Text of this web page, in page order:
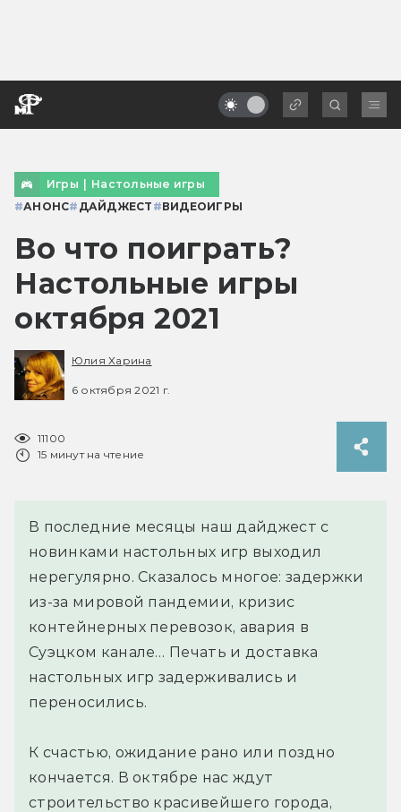
Игры | Настольные игры
#АНОНС# ДАЙДЖЕСТ #ВИДЕОИГРЫ
Во что поиграть?
Настольные игры
октября 2021
Юлия Харина
6 октября 2021 г.
11100
15 минут на чтение
В последние месяцы наш дайджест с
новинками настольных игр выходил
нерегулярно. Сказалось многое: задержки
из-за мировой пандемии, кризис
контейнерных перевозок, авария в
Суэцком канале… Печать и доставка
настольных игр задерживались и
переносились.
К счастью, ожидание рано или поздно
кончается. В октябре нас ждут
строительство красивейшего города,